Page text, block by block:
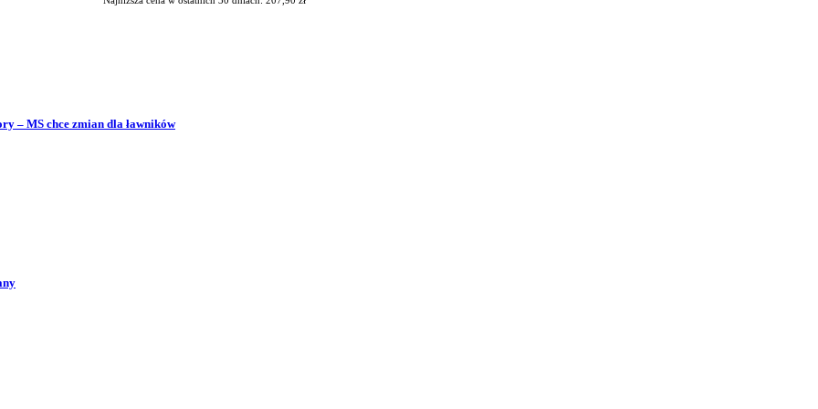
– MS chce zmian dla ławników